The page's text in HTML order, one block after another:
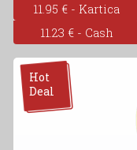
11.95 € - Kartica
11.23 € - Cash
Hot
Deal